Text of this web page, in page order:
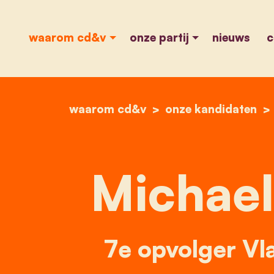
waarom cd&v onze partij nieuws
waarom cd&v onze kandidaten
7e opvolger